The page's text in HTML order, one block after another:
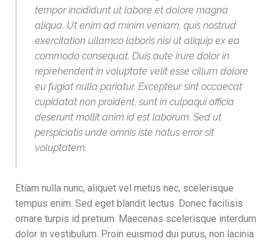
tempor incididunt ut labore et dolore magna
aliqua. Ut enim ad minim veniam, quis nostrud
exercitation ullamco laboris nisi ut aliquip ex ea
commodo consequat. Duis aute irure dolor in
reprehenderit in voluptate velit esse cillum dolore
eu fugiat nulla pariatur. Excepteur sint occaecat
cupidatat non proident, sunt in culpaqui officia
deserunt mollit anim id est laborum. Sed ut
perspiciatis unde omnis iste natus error sit
voluptatem.
Etiam nulla nunc, aliquet vel metus nec, scelerisque
tempus enim. Sed eget blandit lectus. Donec facilisis
ornare turpis id pretium. Maecenas scelerisque interdum
dolor in vestibulum. Proin euismod dui purus, non lacinia